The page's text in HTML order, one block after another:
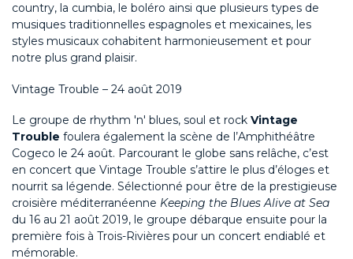
country, la cumbia, le boléro ainsi que plusieurs types de
musiques traditionnelles espagnoles et mexicaines, les
styles musicaux cohabitent harmonieusement et pour
notre plus grand plaisir.
Vintage Trouble – 24 août 2019
Le groupe de rhythm 'n' blues, soul et rock Vintage
Trouble foulera également la scène de l’Amphithéâtre
Cogeco le 24 août. Parcourant le globe sans relâche, c’est
en concert que Vintage Trouble s’attire le plus d’éloges et
nourrit sa légende. Sélectionné pour être de la prestigieuse
croisière méditerranéenne Keeping the Blues Alive at Sea
du 16 au 21 août 2019, le groupe débarque ensuite pour la
première fois à Trois-Rivières pour un concert endiablé et
mémorable.